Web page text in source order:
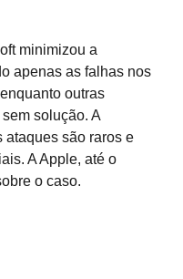
minimizou a
apenas as falhas nos
outras
solução. A
ataques são raros e
A Apple, até o
o caso.